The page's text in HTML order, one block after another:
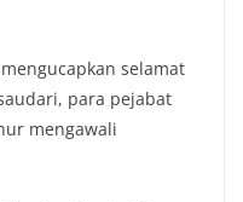
selamat
para pejabat
mengawali